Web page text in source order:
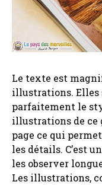
Le texte est
illustrations. Elles
parfaitement le
illustrations de ce
page ce qui
les détails. C’est
les observer
Les illustrations,